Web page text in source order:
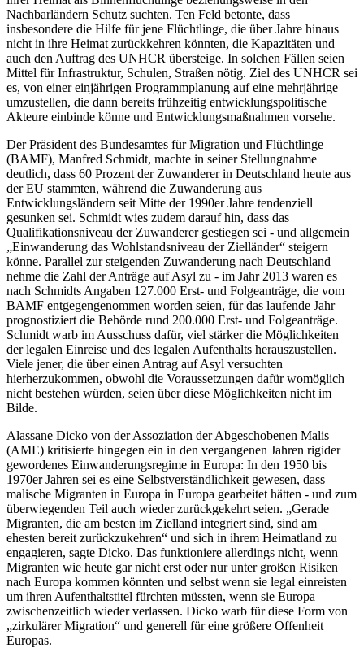
Nachbarländern Schutz suchten. Ten Feld betonte, dass
insbesondere die Hilfe für jene Flüchtlinge, die über Jahre hinaus
nicht in ihre Heimat zurückkehren könnten, die Kapazitäten und
auch den Auftrag des UNHCR übersteige. In solchen Fällen seien
Mittel für Infrastruktur, Schulen, Straßen nötig. Ziel des UNHCR sei
es, von einer einjährigen Programmplanung auf eine mehrjährige
umzustellen, die dann bereits frühzeitig entwicklungspolitische
Akteure einbinde könne und Entwicklungsmaßnahmen vorsehe.
Der Präsident des Bundesamtes für Migration und Flüchtlinge
(BAMF), Manfred Schmidt, machte in seiner Stellungnahme
deutlich, dass 60 Prozent der Zuwanderer in Deutschland heute aus
der EU stammten, während die Zuwanderung aus
Entwicklungsländern seit Mitte der 1990er Jahre tendenziell
gesunken sei. Schmidt wies zudem darauf hin, dass das
Qualifikationsniveau der Zuwanderer gestiegen sei - und allgemein
„Einwanderung das Wohlstandsniveau der Zielländer“ steigern
könne. Parallel zur steigenden Zuwanderung nach Deutschland
nehme die Zahl der Anträge auf Asyl zu - im Jahr 2013 waren es
nach Schmidts Angaben 127.000 Erst- und Folgeanträge, die vom
BAMF entgegengenommen worden seien, für das laufende Jahr
prognostiziert die Behörde rund 200.000 Erst- und Folgeanträge.
Schmidt warb im Ausschuss dafür, viel stärker die Möglichkeiten
der legalen Einreise und des legalen Aufenthalts herauszustellen.
Viele jener, die über einen Antrag auf Asyl versuchten
hierherzukommen, obwohl die Voraussetzungen dafür womöglich
nicht bestehen würden, seien über diese Möglichkeiten nicht im
Bilde.
Alassane Dicko von der Assoziation der Abgeschobenen Malis
(AME) kritisierte hingegen ein in den vergangenen Jahren rigider
gewordenes Einwanderungsregime in Europa: In den 1950 bis
1970er Jahren sei es eine Selbstverständlichkeit gewesen, dass
malische Migranten in Europa in Europa gearbeitet hätten - und zum
überwiegenden Teil auch wieder zurückgekehrt seien. „Gerade
Migranten, die am besten im Zielland integriert sind, sind am
ehesten bereit zurückzukehren“ und sich in ihrem Heimatland zu
engagieren, sagte Dicko. Das funktioniere allerdings nicht, wenn
Migranten wie heute gar nicht erst oder nur unter großen Risiken
nach Europa kommen könnten und selbst wenn sie legal einreisten
um ihren Aufenthaltstitel fürchten müssten, wenn sie Europa
zwischenzeitlich wieder verlassen. Dicko warb für diese Form von
„zirkulärer Migration“ und generell für eine größere Offenheit
Europas.